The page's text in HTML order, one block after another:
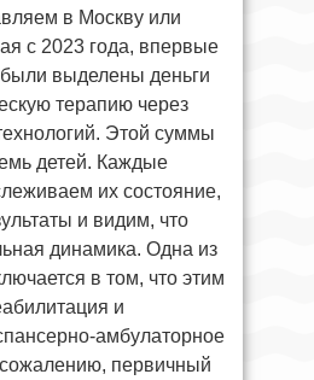
в Москву или
с 2023 года, впервые
выделены деньги
терапию через
Этой суммы
детей. Каждые
их состояние,
и видим, что
динамика. Одна из
в том, что этим
и
амбулаторное
первичный